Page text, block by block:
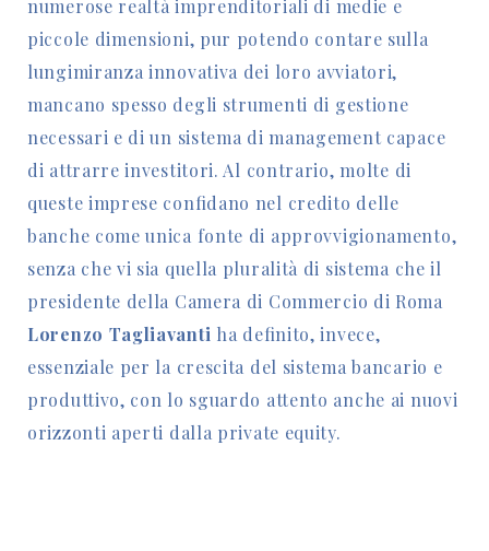
numerose realtà imprenditoriali di medie e
piccole dimensioni, pur potendo contare sulla
lungimiranza innovativa dei loro avviatori,
mancano spesso degli strumenti di gestione
necessari e di un sistema di management capace
di attrarre investitori. Al contrario, molte di
queste imprese confidano nel credito delle
banche come unica fonte di approvvigionamento,
senza che vi sia quella pluralità di sistema che il
presidente della Camera di Commercio di Roma
Lorenzo Tagliavanti ha definito, invece,
essenziale per la crescita del sistema bancario e
produttivo, con lo sguardo attento anche ai nuovi
orizzonti aperti dalla private equity.